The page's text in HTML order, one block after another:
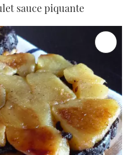
sauce piquante